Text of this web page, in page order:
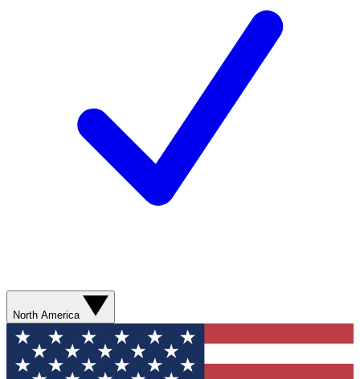
North America